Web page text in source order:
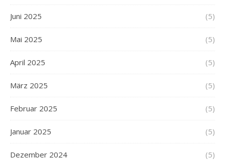
Juni 2025 (5)
Mai 2025 (5)
April 2025 (5)
März 2025 (5)
Februar 2025 (5)
Januar 2025 (5)
Dezember 2024 (5)